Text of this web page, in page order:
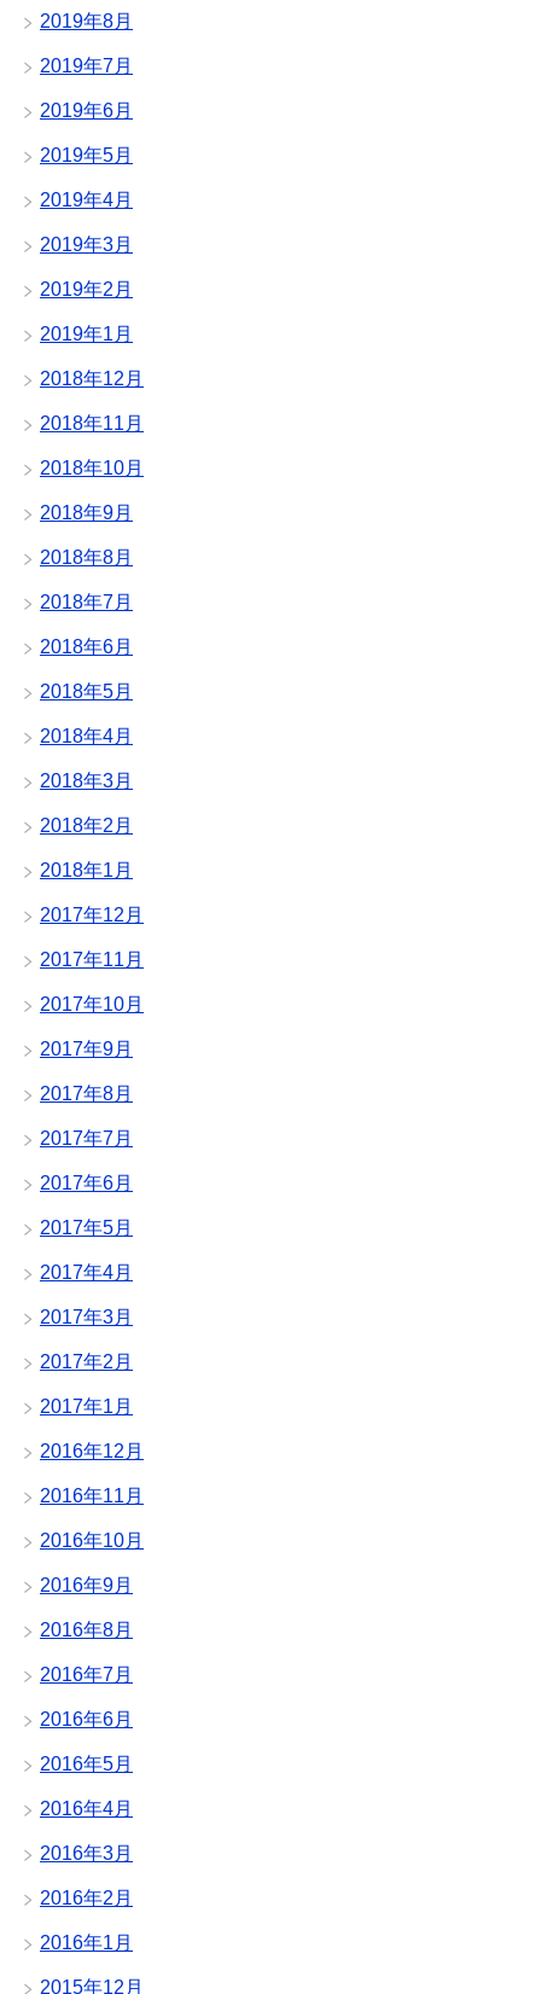
2019年8月
2019年7月
2019年6月
2019年5月
2019年4月
2019年3月
2019年2月
2019年1月
2018年12月
2018年11月
2018年10月
2018年9月
2018年8月
2018年7月
2018年6月
2018年5月
2018年4月
2018年3月
2018年2月
2018年1月
2017年12月
2017年11月
2017年10月
2017年9月
2017年8月
2017年7月
2017年6月
2017年5月
2017年4月
2017年3月
2017年2月
2017年1月
2016年12月
2016年11月
2016年10月
2016年9月
2016年8月
2016年7月
2016年6月
2016年5月
2016年4月
2016年3月
2016年2月
2016年1月
2015年12月